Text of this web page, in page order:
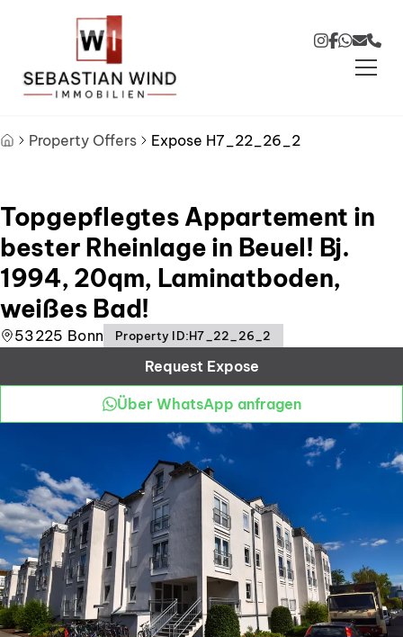
Skip to footer
Property Offers Expose H7_22_26_2
Topgepflegtes Appartement in
bester Rheinlage in Beuel! Bj.
1994, 20qm, Laminatboden,
weißes Bad!
53225 Bonn Property ID:H7_22_26_2
Request Expose
Über WhatsApp anfragen